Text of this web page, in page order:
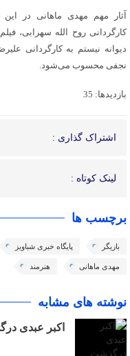
آثار مهم مهدی ماهانی در
دیوانه نیستم به کارگردانی
نجفی محسوب می‌شود.
بازدیدها: 35
اشتراک گذاری :
لینک کوتاه :
برچسب ها
بازیگر پایگاه خبری شباویز
مهدی ماهانی هنرمند
نوشته های مشابه
اکبر عبدی